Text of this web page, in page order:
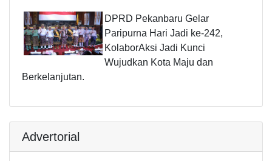
DPRD Pekanbaru Gelar
Paripurna Hari Jadi ke-242,
KolaborAksi Jadi Kunci
Wujudkan Kota Maju dan
Berkelanjutan.
Advertorial